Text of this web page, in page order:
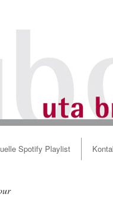
Spotify Playlist